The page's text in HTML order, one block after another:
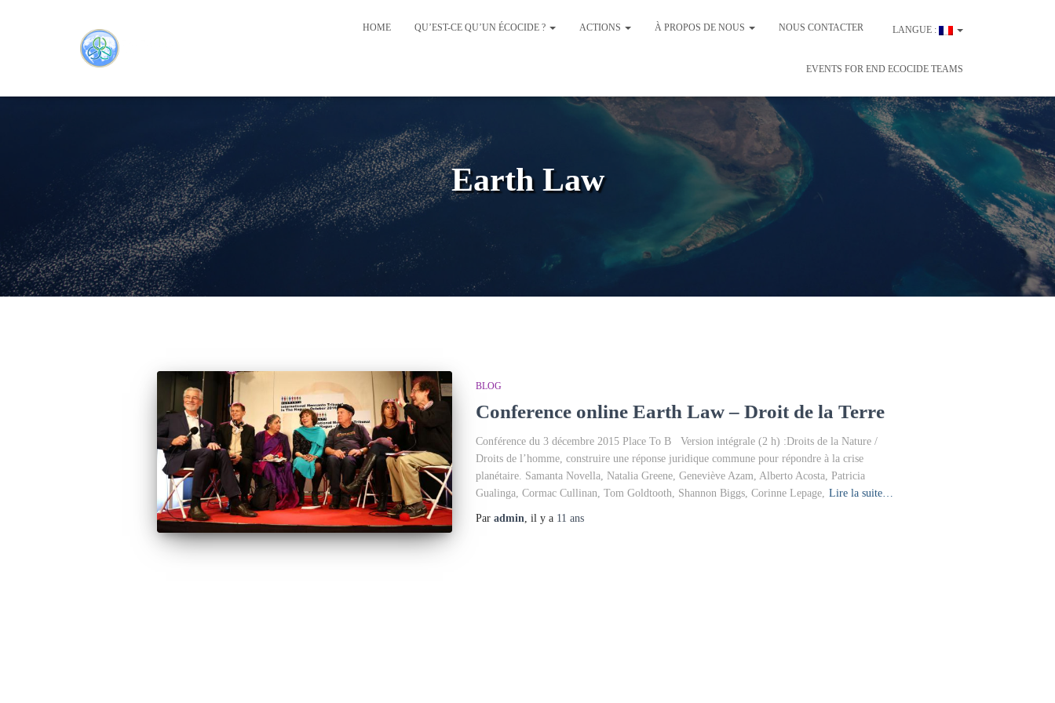
HOME QU’EST-CE QU’UN ÉCOCIDE ? ACTIONS À PROPOS DE NOUS NOUS CONTACTER LANGUE :
EVENTS FOR END ECOCIDE TEAMS
Earth Law
BLOG
Conference online Earth Law – Droit de la Terre
Conférence du 3 décembre 2015 Place To B Version intégrale (2 h) :Droits de la Nature /
Droits de l’homme, construire une réponse juridique commune pour répondre à la crise
planétaire. Samanta Novella, Natalia Greene, Geneviève Azam, Alberto Acosta, Patricia
Gualinga, Cormac Cullinan, Tom Goldtooth, Shannon Biggs, Corinne Lepage, Lire la suite…
Par admin, il y a 11 ans